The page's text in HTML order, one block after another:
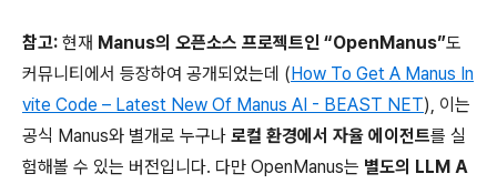
참고: 현재 Manus의 오픈소스 프로젝트인 “OpenManus”도
커뮤니티에서 등장하여 공개되었는데 ( How To Get A Manus In
vite Code – Latest New Of Manus AI - BEAST NET), 이는
공식 Manus와 별개로 누구나 로컬 환경에서 자율 에이전트를 실
험해볼 수 있는 버전입니다. 다만 OpenManus는 별도의 LLM A